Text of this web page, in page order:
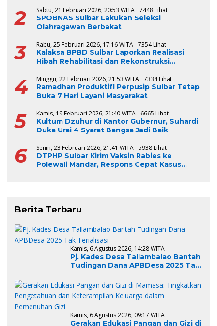
2 Sabtu, 21 Februari 2026, 20:53 WITA 7448 Lihat
SPOBNAS Sulbar Lakukan Seleksi
Olahragawan Berbakat
3 Rabu, 25 Februari 2026, 17:16 WITA 7354 Lihat
Kalaksa BPBD Sulbar Laporkan Realisasi
Hibah Rehabilitasi dan Rekonstruksi
4 Minggu, 22 Februari 2026, 21:53 WITA 7334 Lihat
Ramadhan Produktif! Perpusip Sulbar Tetap
Buka 7 Hari Layani Masyarakat
5 Kamis, 19 Februari 2026, 21:40 WITA 6665 Lihat
Kultum Dzuhur di Kantor Gubernur, Suhardi
Duka Urai 4 Syarat Bangsa Jadi Baik
6 Senin, 23 Februari 2026, 21:41 WITA 5938 Lihat
DTPHP Sulbar Kirim Vaksin Rabies ke
Polewali Mandar, Respons Cepat Kasus
Berita Terbaru
Kamis, 6 Agustus 2026, 14:28 WITA
Pj. Kades Desa Tallambalao Bantah
Tudingan Dana APBDesa 2025 Tak
Kamis, 6 Agustus 2026, 09:17 WITA
Gerakan Edukasi Pangan dan Gizi di